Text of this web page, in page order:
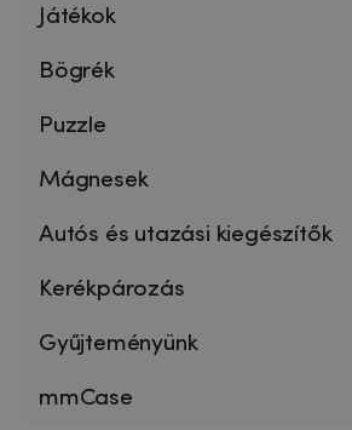
Játékok
Bögrék
Puzzle
Mágnesek
Autós és utazási kiegészítők
Kerékpározás
Gyűjteményünk
mmCase